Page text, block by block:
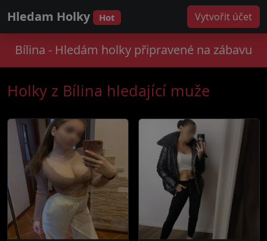
Hledam Holky Hot Vytvořit účet
Bílina - Hledám holky připravené na zábavu
Holky z Bílina hledající muže